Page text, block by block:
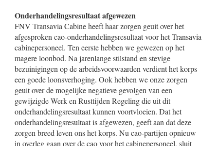
Onderhandelingsresultaat afgewezen
FNV Transavia Cabine heeft haar zorgen geuit over het
afgesproken cao-onderhandelingsresultaat voor het Transavia
cabinepersoneel. Ten eerste hebben we gewezen op het
magere loonbod. Na jarenlange stilstand en stevige
bezuinigingen op de arbeidsvoorwaarden verdient het korps
een goede loonsverhoging. Ook hebben we onze zorgen
geuit over de mogelijke negatieve gevolgen van een
gewijzigde Werk en Rusttijden Regeling die uit dit
onderhandelingsresultaat kunnen voortvloeien. Dat het
onderhandelingsresultaat is afgewezen, geeft aan dat deze
zorgen breed leven ons het korps. Nu cao-partijen opnieuw
in overleg gaan over de cao voor het cabinepersoneel, sluit